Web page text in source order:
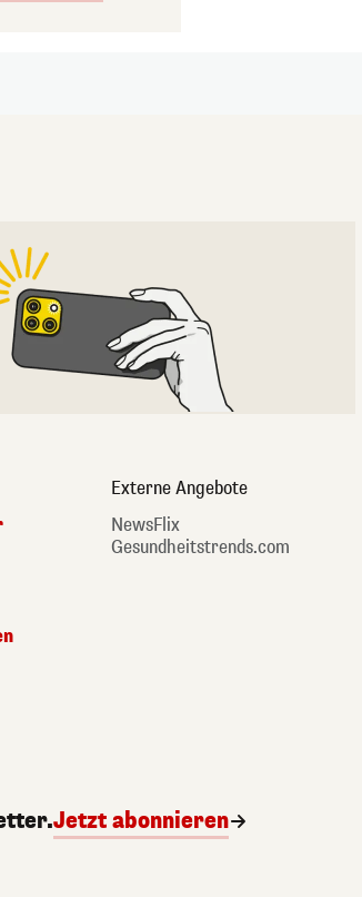
Externe Angebote
NewsFlix
Gesundheitstrends.com
Jetzt abonnieren